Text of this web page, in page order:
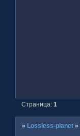
Страница:1
»Lossless-planet »